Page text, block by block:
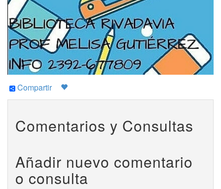
Compartir
Comentarios y Consultas
Añadir nuevo comentario
o consulta